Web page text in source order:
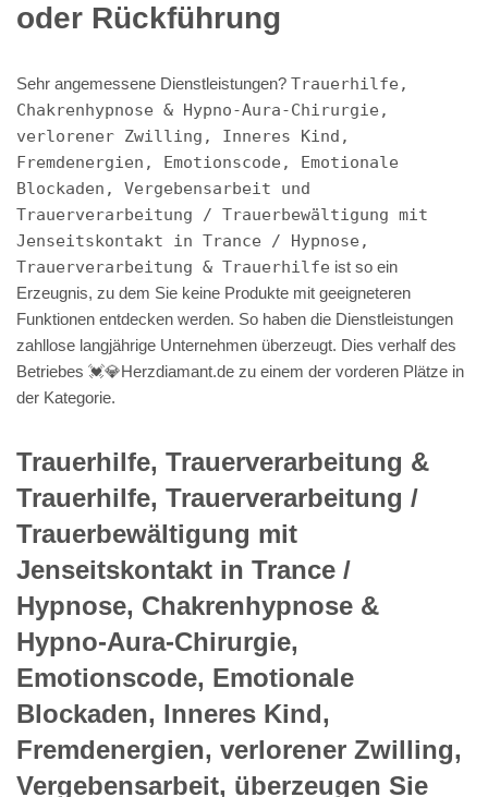
oder Rückführung
Sehr angemessene Dienstleistungen? Trauerhilfe,
Chakrenhypnose & Hypno-Aura-Chirurgie,
verlorener Zwilling, Inneres Kind,
Fremdenergien, Emotionscode, Emotionale
Blockaden, Vergebensarbeit und
Trauerverarbeitung / Trauerbewältigung mit
Jenseitskontakt in Trance / Hypnose,
Trauerverarbeitung & Trauerhilfe ist so ein
Erzeugnis, zu dem Sie keine Produkte mit geeigneteren
Funktionen entdecken werden. So haben die Dienstleistungen
zahllose langjährige Unternehmen überzeugt. Dies verhalf des
Betriebes 💓️💎Herzdiamant.de zu einem der vorderen Plätze in
der Kategorie.
Trauerhilfe, Trauerverarbeitung &
Trauerhilfe, Trauerverarbeitung /
Trauerbewältigung mit
Jenseitskontakt in Trance /
Hypnose, Chakrenhypnose &
Hypno-Aura-Chirurgie,
Emotionscode, Emotionale
Blockaden, Inneres Kind,
Fremdenergien, verlorener Zwilling,
Vergebensarbeit, überzeugen Sie